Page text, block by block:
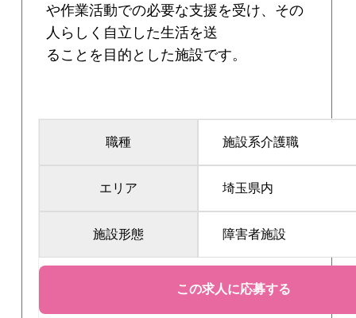
や作業活動での必要な支援を受け、その
人らしく自立した生活を送
ることを目的とした施設です。
職種 施設系介護職
エリア 埼玉県内
施設形態 障害者施設